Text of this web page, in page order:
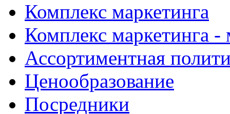
Комплекс маркетинга
Комплекс маркетинга
Ассортиментная
Ценообразование
Посредники